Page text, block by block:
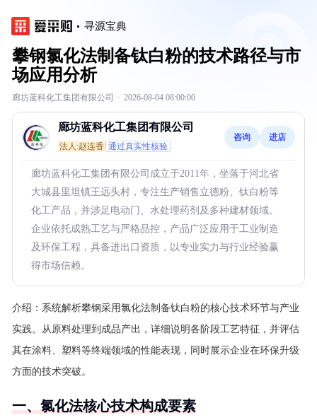
寻源宝典
攀钢氯化法制备钛白粉的技术路径与市
场应用分析
廊坊蓝科化工集团有限公司 · 2026-08-04 08:00:00
廊坊蓝科化工集团有限公司
法人:赵连香 通过真实性核验
咨询 进店
廊坊蓝科化工集团有限公司成立于2011年，坐落于河北省
大城县里坦镇王远头村，专注生产销售立德粉、钛白粉等
化工产品，并涉足电动门、水处理药剂及多种建材领域。
企业依托成熟工艺与严格品控，产品广泛应用于工业制造
及环保工程，具备进出口资质，以专业实力与行业经验赢
得市场信赖。
介绍： 系统解析攀钢采用氯化法制备钛白粉的核心技术环节与产业
实践。从原料处理到成品产出，详细说明各阶段工艺特征，并评估
其在涂料、塑料等终端领域的性能表现，同时展示企业在环保升级
方面的技术突破。
一、氯化法核心技术构成要素